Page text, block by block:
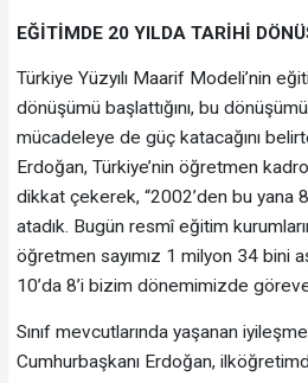
EĞİTİMDE 20 YILDA TARİHİ
Türkiye Yüzyılı Maarif Modeli’nin
dönüşümü başlattığını, bu
mücadeleye de güç katacağını
Erdoğan, Türkiye’nin öğretmen
dikkat çekerek, “2002’den bu yana
atadık. Bugün resmî eğitim
öğretmen sayımız 1 milyon 34 bini
10’da 8’i bizim dönemimizde
Sınıf mevcutlarında yaşanan
Cumhurbaşkanı Erdoğan,